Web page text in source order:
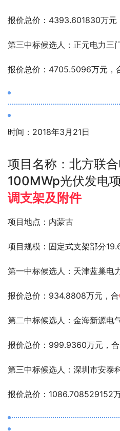
报价总价：4393.601830万元
第三中标候选人：正元电力三
报价总价：4705.5096万元，
时间：2018年3月21日
项目名称：北方联
100MWp光伏发电
调支架及附件
项目地点：内蒙古
项目规模：固定式支架部分
第一中标候选人：天津蓝巢电
报价总价：934.8808万元，合
第二中标候选人：金海新源电
报价总价：999.9360万元，合
第三中标候选人：深圳市安泰
报价总价：1086.708529152